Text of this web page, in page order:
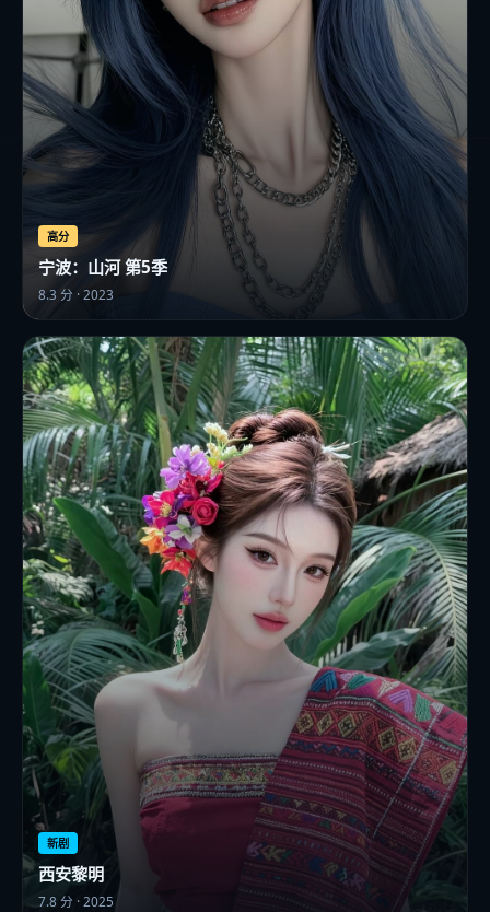
高分
宁波：山河 第5季
8.3 分 ·2023
新剧
西安黎明
7.8 分 ·2025